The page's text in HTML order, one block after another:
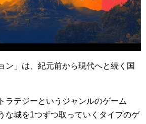
ン」は、紀元前から現代へと続く国
ラテジーというジャンルのゲーム
な城を1つずつ取っていくタイプのゲ